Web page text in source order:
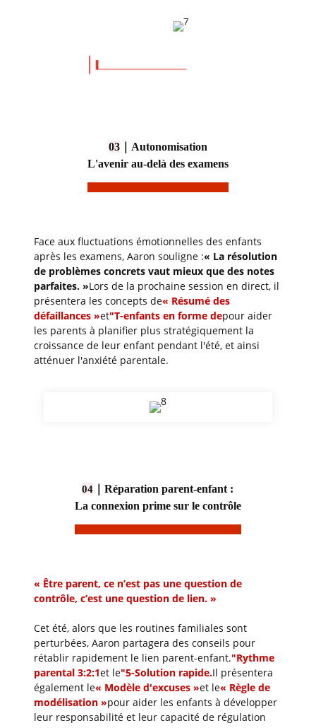
03｜ Autonomisation
L'avenir au-delà des examens
Face aux fluctuations émotionnelles des enfants
après les examens, Aaron souligne :« La résolution
de problèmes concrets vaut mieux que des notes
parfaites. »Lors de la prochaine session en direct, il
présentera les concepts de« Résumé des
défaillances »et"T-enfants en forme depour aider
les parents à planifier plus stratégiquement la
croissance de leur enfant pendant l'été, et ainsi
atténuer l'anxiété parentale.
04 ｜Réparation parent-enfant :
La connexion prime sur le contrôle
« Être parent, ce n’est pas une question de
contrôle, c’est une question de lien. »
Cet été, alors que les routines familiales sont
perturbées, Aaron partagera des conseils pour
rétablir rapidement le lien parent-enfant."Rythme
parental 3:2:1et le"5-Solution rapide.Il présentera
également le« Modèle d'excuses »et le« Règle de
modélisation »pour aider les enfants à développer
leur responsabilité et leur capacité de régulation